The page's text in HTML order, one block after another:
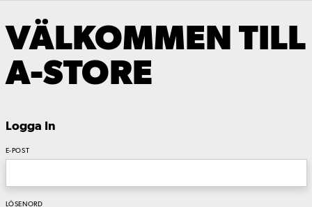
VÄLKOMMEN TILL
A-STORE
Logga In
E-POST
LÖSENORD